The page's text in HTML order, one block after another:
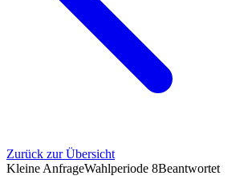
Zurück zur Übersicht
Kleine AnfrageWahlperiode 8Beantwortet